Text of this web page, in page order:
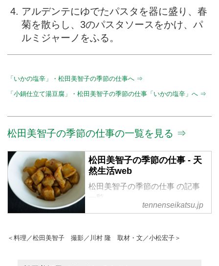
アルデンテにゆでたパスタを器に盛り、春
菊を散らし、3のパスタソースをかけ、パ
ルミジャーノをふる。
「いかの塩辛」・松田美智子の季節の仕事へ ⇒
「小鍋仕立て湯豆腐」・松田美智子の季節の仕事「いかの塩辛」へ ⇒
松田美智子の季節の仕事の一覧を見る ⇒
松田美智子の季節の仕事 - 天
然生活web
松田美智子の季節の仕事 の記事
一覧
tennenseikatsu.jp
＜料理／松田美智子 撮影／川村 隆 取材・文／小松宏子＞